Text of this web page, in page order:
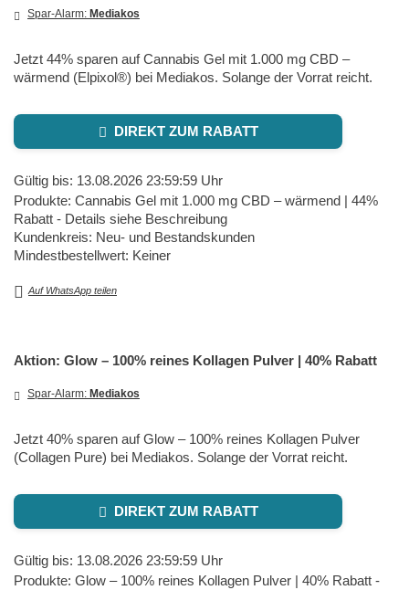
Spar-Alarm: Mediakos
Jetzt 44% sparen auf Cannabis Gel mit 1.000 mg CBD –
wärmend (Elpixol®) bei Mediakos. Solange der Vorrat reicht.
DIREKT ZUM RABATT
Gültig bis: 13.08.2026 23:59:59 Uhr
Produkte: Cannabis Gel mit 1.000 mg CBD – wärmend | 44%
Rabatt - Details siehe Beschreibung
Kundenkreis: Neu- und Bestandskunden
Mindestbestellwert: Keiner
Auf WhatsApp teilen
Aktion: Glow – 100% reines Kollagen Pulver | 40% Rabatt
Spar-Alarm: Mediakos
Jetzt 40% sparen auf Glow – 100% reines Kollagen Pulver
(Collagen Pure) bei Mediakos. Solange der Vorrat reicht.
DIREKT ZUM RABATT
Gültig bis: 13.08.2026 23:59:59 Uhr
Produkte: Glow – 100% reines Kollagen Pulver | 40% Rabatt -